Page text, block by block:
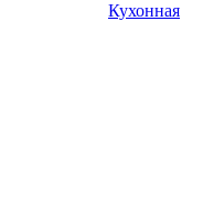
Кухонная